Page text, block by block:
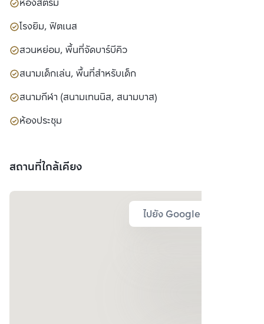
ห้องสตรีม
โรงยิม, ฟิตเนส
สวนหย่อม, พื้นที่จัดบาร์บีคิว
สนามเด็กเล่น, พื้นที่สำหรับเด็ก
สนามกีฬา (สนามเทนนิส, สนามบาส)
ห้องประชุม
สถานที่ใกล้เคียง
ไปยัง Google Map